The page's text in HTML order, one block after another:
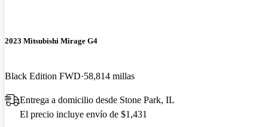
2023 Mitsubishi Mirage G4
Black Edition FWD 58,814 millas
Entrega a domicilio desde Stone Park, IL
El precio incluye envío de $1,431